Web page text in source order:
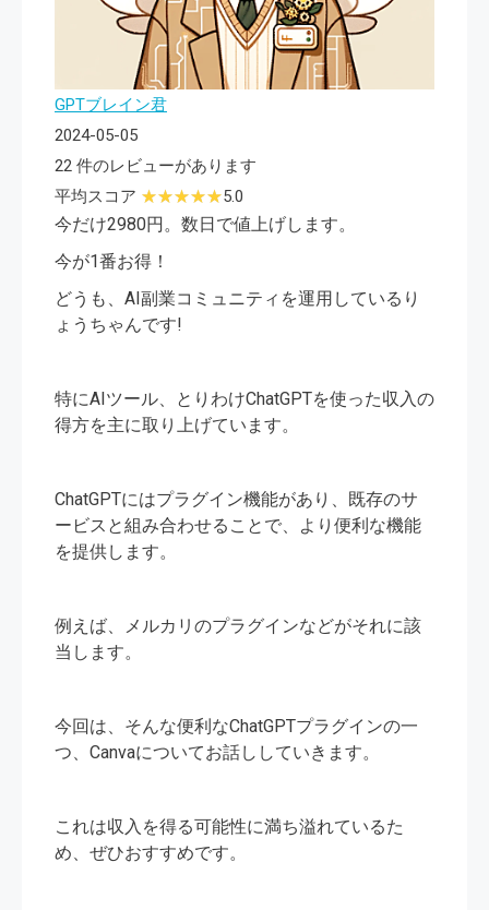
GPTブレイン君
2024-05-05
22 件のレビューがあります
平均スコア
5.0
今だけ2980円。数日で値上げします。
今が1番お得！
どうも、AI副業コミュニティを運用しているり
ょうちゃんです!
特にAIツール、とりわけChatGPTを使った収入の
得方を主に取り上げています。
ChatGPTにはプラグイン機能があり、既存のサ
ービスと組み合わせることで、より便利な機能
を提供します。
例えば、メルカリのプラグインなどがそれに該
当します。
今回は、そんな便利なChatGPTプラグインの一
つ、Canvaについてお話ししていきます。
これは収入を得る可能性に満ち溢れているた
め、ぜひおすすめです。